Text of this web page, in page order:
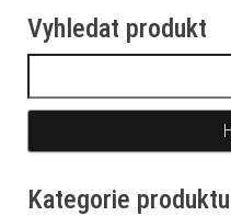
Vyhledat produkt
Kategorie produktu